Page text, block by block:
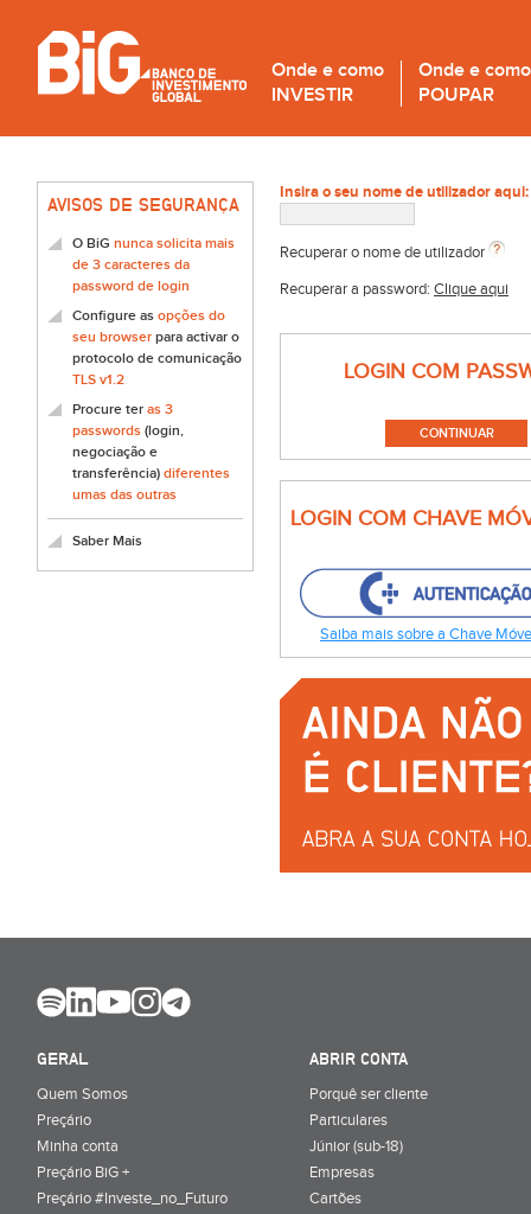
Onde e como
INVESTIR
Onde e como
POUPAR
AVISOS DE SEGURANÇA
O BiG nunca solicita mais
de 3 caracteres da
password de login
Configure as opções do
seu browser para activar o
protocolo de comunicação
TLS v1.2
Procure ter as 3
passwords (login,
negociação e
transferência) diferentes
umas das outras
Saber Mais
Insira o seu nome de utilizador aqui:
Recuperar o nome de utilizador
Recuperar a password: Clique aqui
LOGIN COM
LOGIN COM CHAVE
Saiba mais sobre a Chave
GERAL
Quem Somos
Preçário
Minha conta
Preçário BiG +
Preçário #Investe_no_Futuro
ABRIR CONTA
Porquê ser cliente
Particulares
Júnior (sub-18)
Empresas
Cartões